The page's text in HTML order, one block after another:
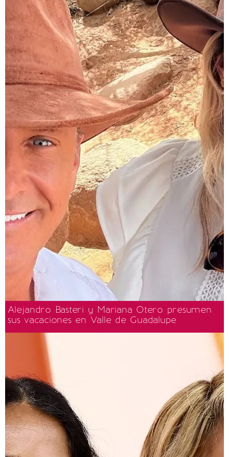
Alejandro Basteri y Mariana Otero presumen
sus vacaciones en Valle de Guadalupe